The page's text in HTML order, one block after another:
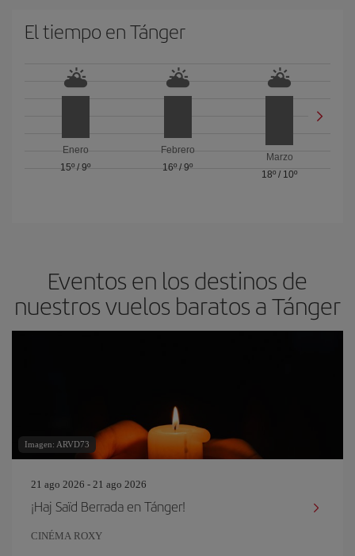
El tiempo en Tánger
Enero
15º /9º
Febrero
16º / 9º
Marzo
18º / 10º
Eventos en los destinos de
nuestros vuelos baratos a Tánger
Imagen: ARVD73
21 ago 2026 - 21 ago 2026
¡Haj Saïd Berrada en Tánger!
CINÉMA ROXY